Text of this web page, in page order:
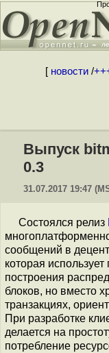
[ новости/
Выпуск
0.3
31.07.2017 19:47
Состоялся релиз
сообщений в
которая
построения
блоков, но вместо
транзакциях,
При разработке
делается на
потребление